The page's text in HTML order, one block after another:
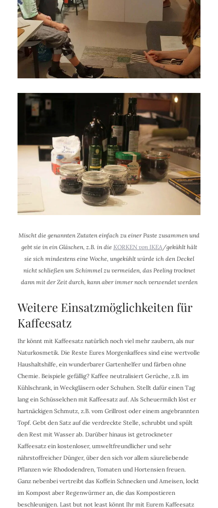
Mischt die genannten Zutaten einfach zu einer Paste zusammen und
gebt sie in ein Gläschen, z.B. in die KORKEN von IKEA /gekühlt hält
sie sich mindestens eine Woche, ungekühlt würde ich den Deckel
nicht schließen um Schimmel zu vermeiden, das Peeling trocknet
dann mit der Zeit durch, kann aber immer noch verwendet werden
Weitere Einsatzmöglichkeiten für
Kaffeesatz
Ihr könnt mit Kaffeesatz natürlich noch viel mehr zaubern, als nur
Naturkosmetik. Die Reste Eures Morgenkaffees sind eine wertvolle
Haushaltshilfe, ein wunderbarer Gartenhelfer und färben ohne
Chemie. Beispiele gefällig? Kaffee neutralisiert Gerüche, z.B. im
Kühlschrank, in Weckgläsern oder Schuhen. Stellt dafür einen Tag
lang ein Schüsselchen mit Kaffeesatz auf. Als Scheuermilch löst er
hartnäckigen Schmutz, z.B. vom Grillrost oder einem angebrannten
Topf. Gebt den Satz auf die verdreckte Stelle, schrubbt und spült
den Rest mit Wasser ab. Darüber hinaus ist getrockneter
Kaffeesatz ein kostenloser, umweltfreundlicher und sehr
nährstoffreicher Dünger, über den sich vor allem säureliebende
Pflanzen wie Rhododendren, Tomaten und Hortensien freuen.
Ganz nebenbei vertreibt das Koffein Schnecken und Ameisen, lockt
im Kompost aber Regenwürmer an, die das Kompostieren
beschleunigen. Last but not least könnt Ihr mit Eurem Kaffeesatz